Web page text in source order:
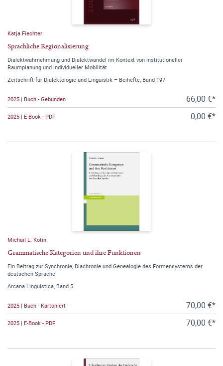
Katja Fiechter
Sprachliche Regionalisierung
Dialektwahrnehmung und Dialektwandel im Kontext von institutioneller
Raumplanung und individueller Mobilität
Zeitschrift für Dialektologie und Linguistik – Beihefte, Band 197
2025 | Buch - Gebunden 66,00 €*
2025 | E-Book - PDF 0,00 €*
Michail L. Kotin
Grammatische Kategorien und ihre Funktionen
Ein Beitrag zur Synchronie, Diachronie und Genealogie des Formensystems der
deutschen Sprache
Arcana Linguistica, Band 5
2025 | Buch - Kartoniert 70,00 €*
2025 | E-Book - PDF 70,00 €*